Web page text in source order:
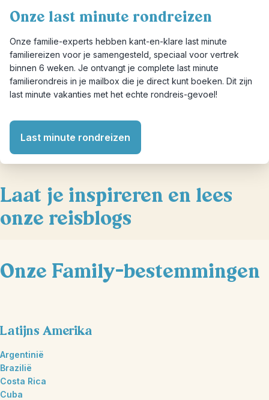
Onze last minute rondreizen
Onze familie-experts hebben kant-en-klare last minute
familiereizen voor je samengesteld, speciaal voor vertrek
binnen 6 weken. Je ontvangt je complete last minute
familierondreis in je mailbox die je direct kunt boeken. Dit zijn
last minute vakanties met het echte rondreis-gevoel!
Last minute rondreizen
Laat je inspireren en lees
onze reisblogs
Onze Family-bestemmingen
Latijns Amerika
Argentinië
Brazilië
Costa Rica
Cuba